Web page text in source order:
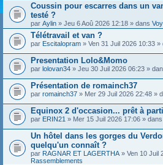
Coussin pour escarres dans un
testé ?
par Aylin » Jeu 6 Aoû 2026 12:18 » dans
Télétravail et van ?
par Escitalopram » Ven 31 Juil 2026 10:33 »
Presentation Lolo&Momo
par lolovan34 » Jeu 30 Juil 2026 06:23 »
Présentation de romainch37
par romainch37 » Mer 29 Juil 2026 22:48 »
Equinox 2 d'occasion... prêt à
par ERIN21 » Mer 15 Juil 2026 17:06 » dans
Un hôtel dans les gorges du
quelqu'un connaît ?
par RAGNAR ET LAGERTHA » Ven 10 Juil
Rassemblements